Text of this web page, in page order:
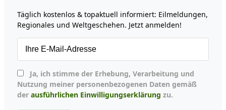
Täglich kostenlos & topaktuell informiert: Eilmeldungen,
Regionales und Weltgeschehen. Jetzt anmelden!
Nutzung meiner personenbezogenen Daten gemäß
der ausführlichen Einwilligungserklärung zu.